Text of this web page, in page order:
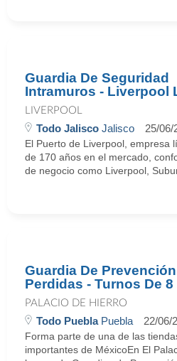
Guardia De Seguridad
Intramuros - Liverpool
LIVERPOOL
Todo Jalisco Jalisco 25/06/
El Puerto de Liverpool, empresa
de 170 años en el mercado,
de negocio como Liverpool,
Guardia De
Perdidas - Turnos De 8
PALACIO DE HIERRO
Todo PueblaPuebla 22/06/
Forma parte de una de las
importantes de MéxicoEn El